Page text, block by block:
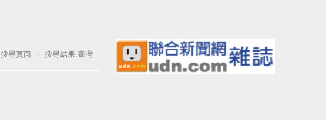
搜尋頁面 搜尋結果:臺灣